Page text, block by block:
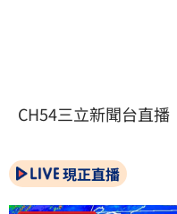
CH54三立新聞台直播
現正直播